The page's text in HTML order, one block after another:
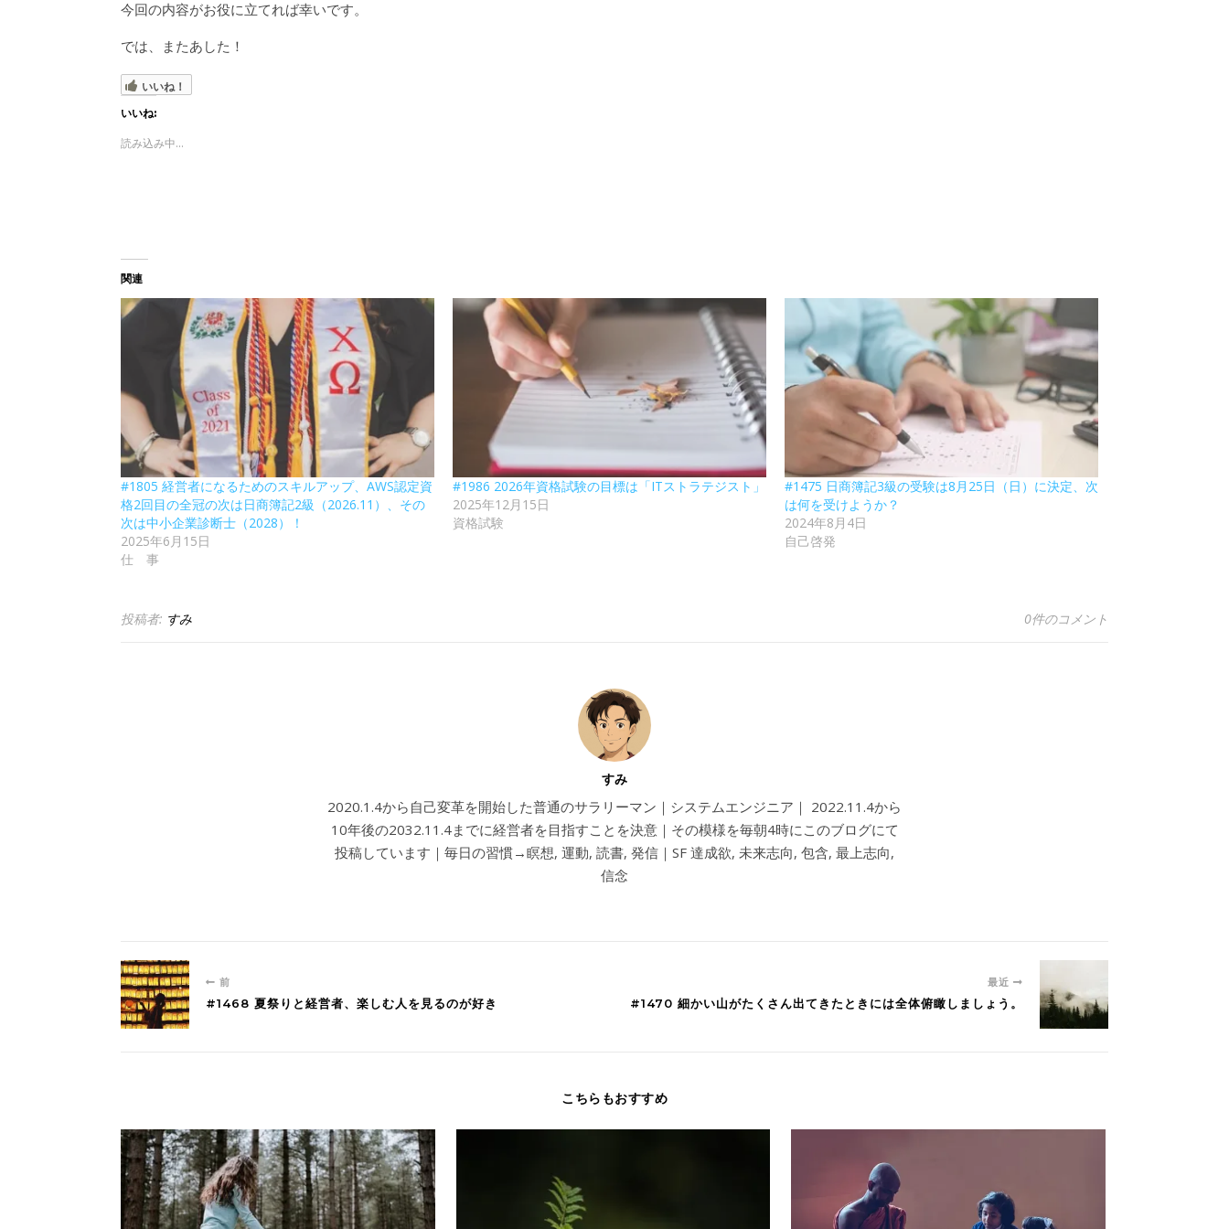
今回の内容がお役に立てれば幸いです。
では、またあした！
いいね！
いいね:
読み込み中...
関連
#1805 経営者になるためのスキルアップ、AWS認定資
格2回目の全冠の次は日商簿記2級（2026.11）、その
次は中小企業診断士（2028）！
2025年6月15日
仕 事
#1986 2026年資格試験の目標は「ITストラテジスト」
2025年12月15日
資格試験
#1475 日商簿記3級の受験は8月25日（日）に決定、次
は何を受けようか？
2024年8月4日
自己啓発
投稿者: すみ 0件のコメント
すみ
2020.1.4から自己変革を開始した普通のサラリーマン｜システムエンジニア｜ 2022.11.4から
10年後の2032.11.4までに経営者を目指すことを決意｜その模様を毎朝4時にこのブログにて
投稿しています｜毎日の習慣→瞑想, 運動, 読書, 発信｜SF 達成欲, 未来志向, 包含, 最上志向,
信念
前
#1468 夏祭りと経営者、楽しむ人を見るのが好き
最近
#1470 細かい山がたくさん出てきたときには全体俯瞰しましょう。
こちらもおすすめ